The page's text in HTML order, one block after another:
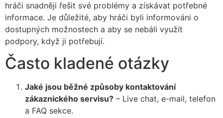
hráči snadněji řešit své problémy a získávat potřebné
informace. Je důležité, aby hráči byli informováni o
dostupných možnostech a aby se nebáli využít
podpory, když ji potřebují.
Často kladené otázky
Jaké jsou běžné způsoby kontaktování
zákaznického servisu? – Live chat, e-mail, telefon
a FAQ sekce.